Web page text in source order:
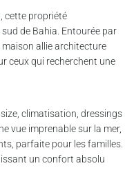
cette propriété
de Bahia. Entourée par
allie architecture
ceux qui recherchent une
climatisation, dressings
vue imprenable sur la mer,
parfaite pour les familles.
un confort absolu